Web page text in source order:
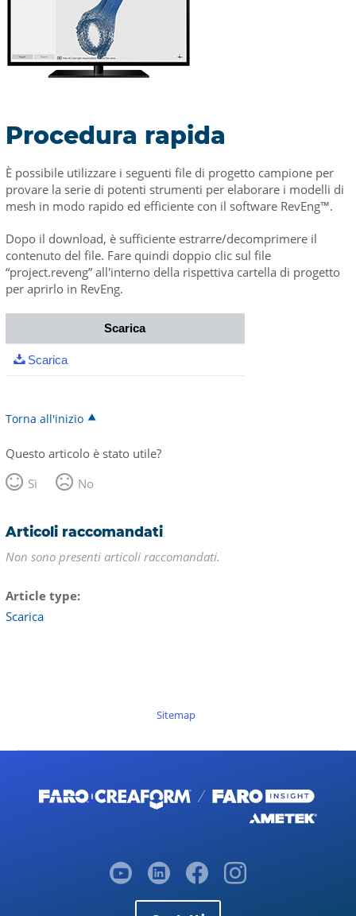
Procedura rapida
È possibile utilizzare i seguenti file di progetto campione per
provare la serie di potenti strumenti per elaborare i modelli di
mesh in modo rapido ed efficiente con il software RevEng™.
Dopo il download, è sufficiente estrarre/decomprimere il
contenuto del file. Fare quindi doppio clic sul file
“project.reveng” all'interno della rispettiva cartella di progetto
per aprirlo in RevEng.
Scarica
Scarica
Torna all'inizio
Questo articolo è stato utile?
Sì
No
Articoli raccomandati
Non sono presenti articoli raccomandati.
Article type
Scarica
Sitemap